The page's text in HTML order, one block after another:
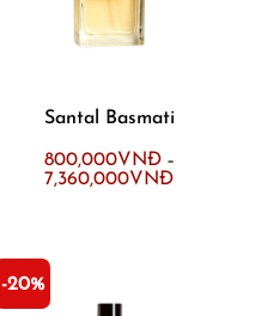
Santal Basmati
800,000VNĐ–
7,360,000VNĐ
-20%